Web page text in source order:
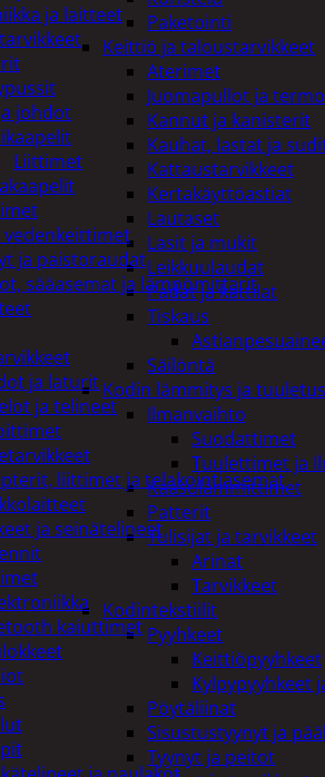
Paketointi
Keittiö ja taloustarvikkeet
Aterimet
Juomapullot ja
Kannut ja kanisterit
Kauhat, lastat ja
Kattaustarvikkeet
Kertakäyttöastiat
Lautaset
Lasit ja mukit
Leikkuulaudat
Padat ja kattilat
Tiskaus
Säilöntä
Kodin lämmitys ja tuuletus
Ilmanvaihto
Suodattimet
Tuulettimet ja
Kaasulämmittimet
Patterit
Tulisijat ja tarvikkeet
Arinat
Tarvikkeet
Kodintekstiilit
Pyyhkeet
Keittiöpyyhkeet
Kylpypyyhkeet
Pöytäliinat
Sisustustyynyt ja
Tyynyt ja peitot
ja laitteet
johdot
Liittimet
vedenkeittimet
ja paistoraudat
sääasemat ja lämpömittarit
ja laturit
ja telineet
liittimet ja telakointiasemat
ja seinätelineet
kaiuttimet